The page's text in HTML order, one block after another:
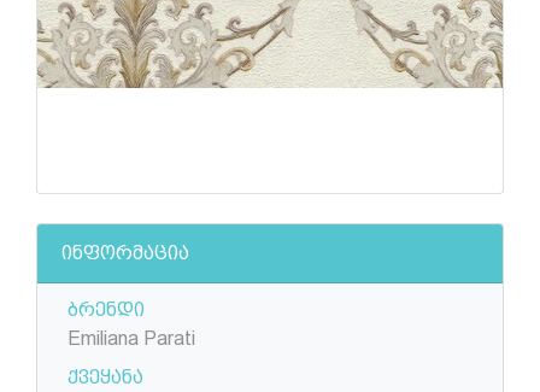
ინფორმაცია
ბრენდი
Emiliana Parati
ქვეყანა